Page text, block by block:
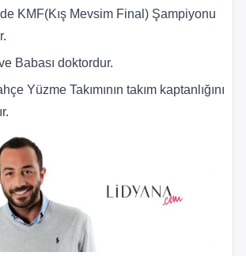
KMF(Kış Mevsim Final) Şampiyonu
Babası doktordur.
Yüzme Takımının takım kaptanlığını